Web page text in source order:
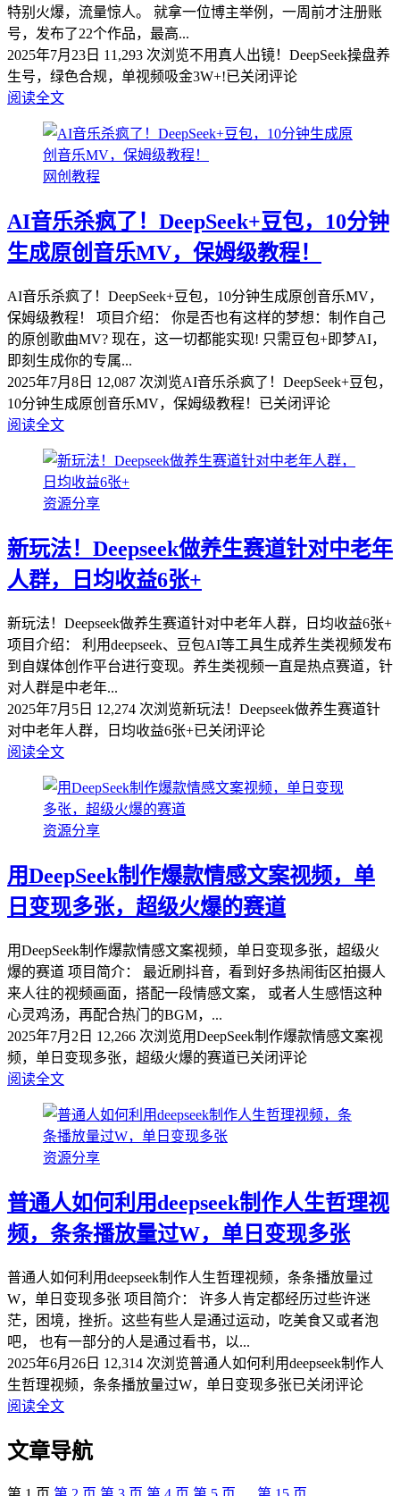
特别火爆，流量惊人。 就拿一位博主举例，一周前才注册账
号，发布了22个作品，最高...
2025年7月23日 11,293 次浏览不用真人出镜！DeepSeek操盘养
生号，绿色合规，单视频吸金3W+!已关闭评论
阅读全文
网创教程
AI音乐杀疯了！DeepSeek+豆包，10分钟
生成原创音乐MV，保姆级教程！
AI音乐杀疯了！DeepSeek+豆包，10分钟生成原创音乐MV，
保姆级教程！ 项目介绍： 你是否也有这样的梦想：制作自己
的原创歌曲MV? 现在，这一切都能实现! 只需豆包+即梦AI，
即刻生成你的专属...
2025年7月8日 12,087 次浏览AI音乐杀疯了！DeepSeek+豆包，
10分钟生成原创音乐MV，保姆级教程！ 已关闭评论
阅读全文
资源分享
新玩法！Deepseek做养生赛道针对中老年
人群，日均收益6张+
新玩法！Deepseek做养生赛道针对中老年人群，日均收益6张+
项目介绍： 利用deepseek、豆包AI等工具生成养生类视频发布
到自媒体创作平台进行变现。养生类视频一直是热点赛道，针
对人群是中老年...
2025年7月5日 12,274 次浏览新玩法！Deepseek做养生赛道针
对中老年人群，日均收益6张+已关闭评论
阅读全文
资源分享
用DeepSeek制作爆款情感文案视频，单
日变现多张，超级火爆的赛道
用DeepSeek制作爆款情感文案视频，单日变现多张，超级火
爆的赛道 项目简介： 最近刷抖音，看到好多热闹街区拍摄人
来人往的视频画面，搭配一段情感文案， 或者人生感悟这种
心灵鸡汤，再配合热门的BGM，...
2025年7月2日 12,266 次浏览用DeepSeek制作爆款情感文案视
频，单日变现多张，超级火爆的赛道已关闭评论
阅读全文
资源分享
普通人如何利用deepseek制作人生哲理视
频，条条播放量过W，单日变现多张
普通人如何利用deepseek制作人生哲理视频，条条播放量过
W，单日变现多张 项目简介： 许多人肯定都经历过些许迷
茫，困境，挫折。这些有些人是通过运动，吃美食又或者泡
吧， 也有一部分的人是通过看书，以...
2025年6月26日 12,314 次浏览普通人如何利用deepseek制作人
生哲理视频，条条播放量过W，单日变现多张已关闭评论
阅读全文
文章导航